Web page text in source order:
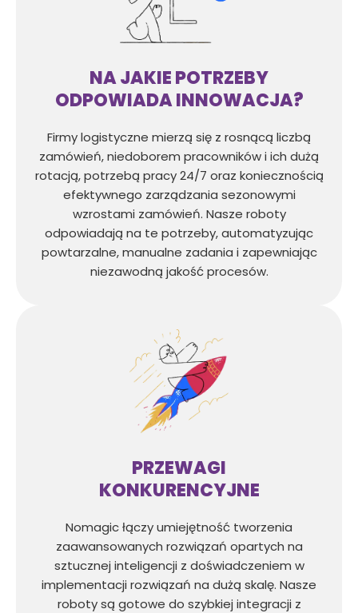
NA JAKIE POTRZEBY
ODPOWIADA INNOWACJA?
Firmy logistyczne mierzą się z rosnącą liczbą
zamówień, niedoborem pracowników i ich dużą
rotacją, potrzebą pracy 24/7 oraz koniecznością
efektywnego zarządzania sezonowymi
wzrostami zamówień. Nasze roboty
odpowiadają na te potrzeby, automatyzując
powtarzalne, manualne zadania i zapewniając
niezawodną jakość procesów.
PRZEWAGI
KONKURENCYJNE
Nomagic łączy umiejętność tworzenia
zaawansowanych rozwiązań opartych na
sztucznej inteligencji z doświadczeniem w
implementacji rozwiązań na dużą skalę. Nasze
roboty są gotowe do szybkiej integracji z